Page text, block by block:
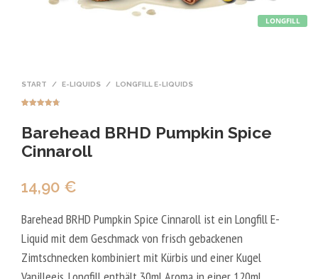
LONGFILL
START / E-LIQUIDS / LONGFILL E-LIQUIDS
von 5,
basierend
Kundenbewe
rtungen
Barehead BRHD Pumpkin Spice
Cinnaroll
14,90 €
Barehead BRHD Pumpkin Spice Cinnaroll ist ein Longfill E-
Liquid mit dem Geschmack von frisch gebackenen
Zimtschnecken kombiniert mit Kürbis und einer Kugel